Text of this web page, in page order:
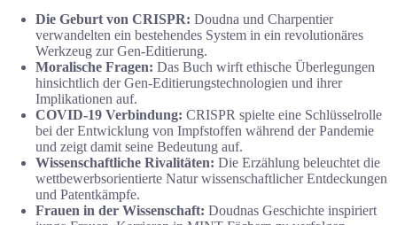
Die Geburt von CRISPR: Doudna und Charpentier
verwandelten ein bestehendes System in ein revolutionäres
Werkzeug zur Gen-Editierung.
Moralische Fragen: Das Buch wirft ethische Überlegungen
hinsichtlich der Gen-Editierungstechnologien und ihrer
Implikationen auf.
COVID-19 Verbindung: CRISPR spielte eine Schlüsselrolle
bei der Entwicklung von Impfstoffen während der Pandemie
und zeigt damit seine Bedeutung auf.
Wissenschaftliche Rivalitäten: Die Erzählung beleuchtet die
wettbewerbsorientierte Natur wissenschaftlicher Entdeckungen
und Patentkämpfe.
Frauen in der Wissenschaft: Doudnas Geschichte inspiriert